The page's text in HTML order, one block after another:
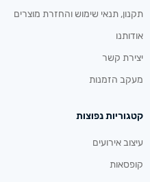
תקנון, תנאי שימוש והחזרת מוצרים
אודותנו
יצירת קשר
מעקב הזמנות
קטגוריות נפוצות
עיצוב אירועים
קופסאות